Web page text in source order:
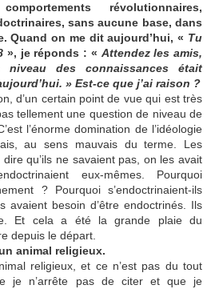
révolutionnaires,
sans aucune base, dans
Quand on me dit aujourd’hui, « Tu
», je réponds : « Attendez les amis,
des connaissances était
» Est-ce que j’ai raison ?
d’un certain point de vue qui est très
tellement une question de niveau de
l’énorme domination de l’idéologie
au sens mauvais du terme. Les
qu’ils ne savaient pas, on les avait
eux-mêmes. Pourquoi
? Pourquoi s’endoctrinaient-ils
avaient besoin d’être endoctrinés. Ils
Et cela a été la grande plaie du
depuis le départ.
animal religieux.
religieux, et ce n’est pas du tout
je n’arrête pas de citer et que je